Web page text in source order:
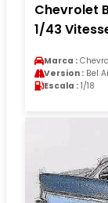
Chevrolet
1/43
Marca :
Version : Bel
Escala : 1/18